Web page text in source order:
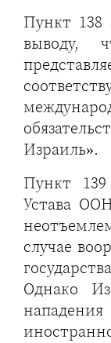
Пункт 138
выводу,
Израиль».
Пункт
Устава
случае
Однако